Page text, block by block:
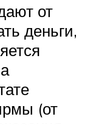
от
деньги,
(от